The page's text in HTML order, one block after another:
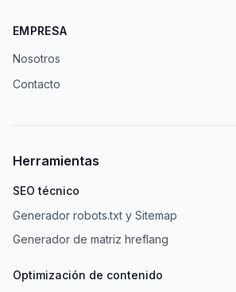
EMPRESA
Nosotros
Contacto
Herramientas
SEO técnico
Generador robots.txt y Sitemap
Generador de matriz hreflang
Optimización de contenido